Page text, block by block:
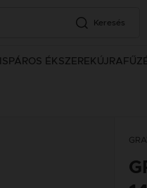
Keresés
PÁROS ÉKSZEREK